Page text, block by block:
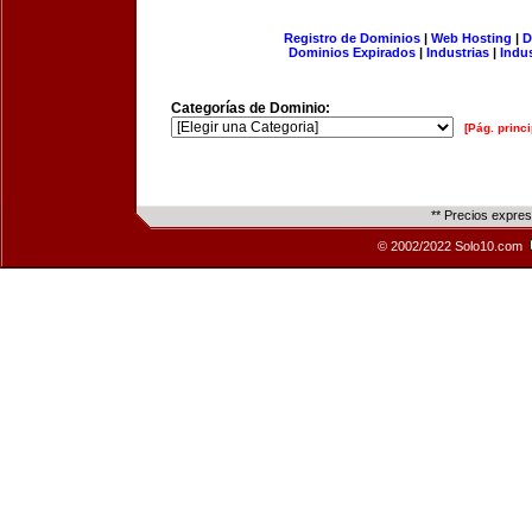
Registro de Dominios| Web Hosting |
Dominios Expirados | Industrias |
Categorías de Dominio:
[Pág.
** Precios
© 2002/2022 Solo10.com